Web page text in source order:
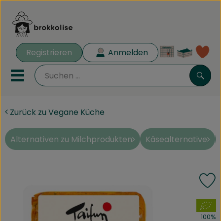
Registrieren Anmelden
Mobiles Menu öffnen oder
Biokisten
Rezeptkisten
Obst & Gemüse
Zurück zu Vegane Küche
Alternativen zu Milchprodukten Käsealternative
, Verband:
100%